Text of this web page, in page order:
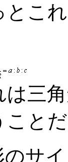
こ
は三
こと
のサ